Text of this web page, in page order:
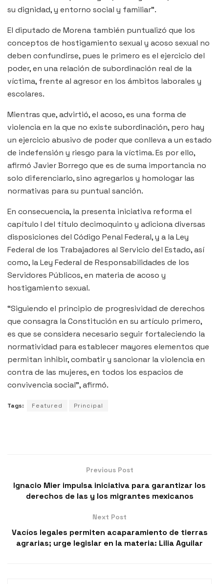
su dignidad, y entorno social y familiar”.
El diputado de Morena también puntualizó que los
conceptos de hostigamiento sexual y acoso sexual no
deben confundirse, pues le primero es el ejercicio del
poder, en una relación de subordinación real de la
víctima, frente al agresor en los ámbitos laborales y
escolares.
Mientras que, advirtió, el acoso, es una forma de
violencia en la que no existe subordinación, pero hay
un ejercicio abusivo de poder que conlleva a un estado
de indefensión y riesgo para la víctima. Es por ello,
afirmó Javier Borrego que es de suma importancia no
solo diferenciarlo, sino agregarlos y homologar las
normativas para su puntual sanción.
En consecuencia, la presenta iniciativa reforma el
capítulo I del título decimoquinto y adiciona diversas
disposiciones del Código Penal Federal, y a la Ley
Federal de los Trabajadores al Servicio del Estado, así
como, la Ley Federal de Responsabilidades de los
Servidores Públicos, en materia de acoso y
hostigamiento sexual.
“Siguiendo el principio de progresividad de derechos
que consagra la Constitución en su artículo primero,
es que se considera necesario seguir fortaleciendo la
normatividad para establecer mayores elementos que
permitan inhibir, combatir y sancionar la violencia en
contra de las mujeres, en todos los espacios de
convivencia social”, afirmó.
Tags: Featured Principal
Previous Post
Ignacio Mier impulsa iniciativa para garantizar los
derechos de las y los migrantes mexicanos
Next Post
Vacíos legales permiten acaparamiento de tierras
agrarias; urge legislar en la materia: Lilia Aguilar